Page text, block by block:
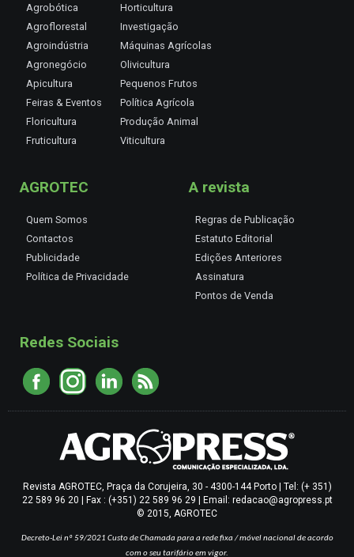
Agrobótica
Agroflorestal
Agroindústria
Agronegócio
Apicultura
Feiras & Eventos
Floricultura
Fruticultura
Horticultura
Investigação
Máquinas Agrícolas
Olivicultura
Pequenos Frutos
Política Agrícola
Produção Animal
Viticultura
AGROTEC
Quem Somos
Contactos
Publicidade
Política de Privacidade
A revista
Regras de Publicação
Estatuto Editorial
Edições Anteriores
Assinatura
Pontos de Venda
Redes Sociais
Revista AGROTEC, Praça da Corujeira, 30 - 4300-144 Porto | Tel: (+ 351)
22 589 96 20 | Fax : (+351) 22 589 96 29 | Email: redacao@agropress.pt
© 2015, AGROTEC
Decreto-Lei nº 59/2021 Custo de Chamada para a rede fixa / móvel nacional de acordo
com o seu tarifário em vigor.